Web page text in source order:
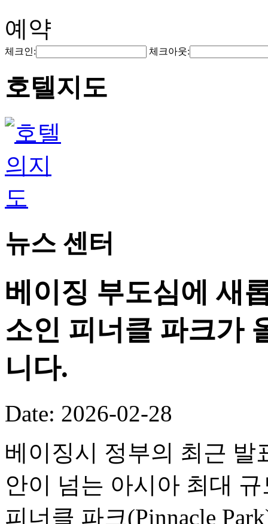
예약
체크인: 체크아웃:
호텔지도
뉴스 센터
베이징 부도심에 새
소인 피너클 파크가
니다.
Date: 2026-02-28
베이징시 정부의 최근 발
안이 넘는 아시아 최대
피너클 파크(Pinnacle